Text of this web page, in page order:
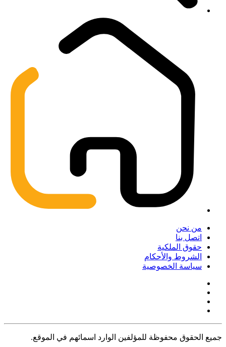
من نحن
اتصل بنا
حقوق الملكية
الشروط والأحكام
سياسة الخصوصية
جميع الحقوق محفوظة للمؤلفين الوارد اسمائهم في الموقع.